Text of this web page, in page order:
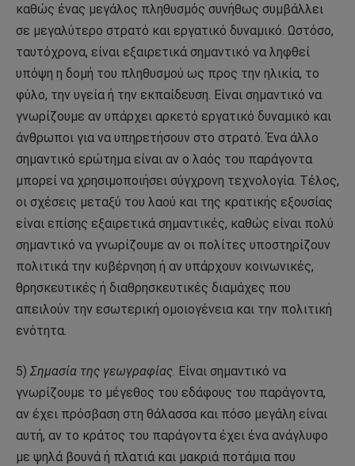
καθώς ένας μεγάλος πληθυσμός συνήθως συμβάλλει
σε μεγαλύτερο στρατό και εργατικό δυναμικό. Ωστόσο,
ταυτόχρονα, είναι εξαιρετικά σημαντικό να ληφθεί
υπόψη η δομή του πληθυσμού ως προς την ηλικία, το
φύλο, την υγεία ή την εκπαίδευση. Είναι σημαντικό να
γνωρίζουμε αν υπάρχει αρκετό εργατικό δυναμικό και
άνθρωποι για να υπηρετήσουν στο στρατό. Ένα άλλο
σημαντικό ερώτημα είναι αν ο λαός του παράγοντα
μπορεί να χρησιμοποιήσει σύγχρονη τεχνολογία. Τέλος,
οι σχέσεις μεταξύ του λαού και της κρατικής εξουσίας
είναι επίσης εξαιρετικά σημαντικές, καθώς είναι πολύ
σημαντικό να γνωρίζουμε αν οι πολίτες υποστηρίζουν
πολιτικά την κυβέρνηση ή αν υπάρχουν κοινωνικές,
θρησκευτικές ή διαθρησκευτικές διαμάχες που
απειλούν την εσωτερική ομοιογένεια και την πολιτική
ενότητα.
5) Σημασία της γεωγραφίας. Είναι σημαντικό να
γνωρίζουμε το μέγεθος του εδάφους του παράγοντα,
αν έχει πρόσβαση στη θάλασσα και πόσο μεγάλη είναι
αυτή, αν το κράτος του παράγοντα έχει ένα ανάγλυφο
με ψηλά βουνά ή πλατιά και μακριά ποτάμια που